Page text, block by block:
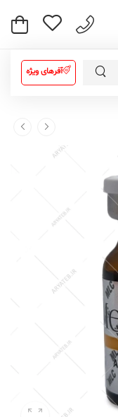
آفرهای ویژه